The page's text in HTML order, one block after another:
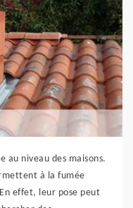
au niveau des maisons.
à la fumée
effet, leur pose peut